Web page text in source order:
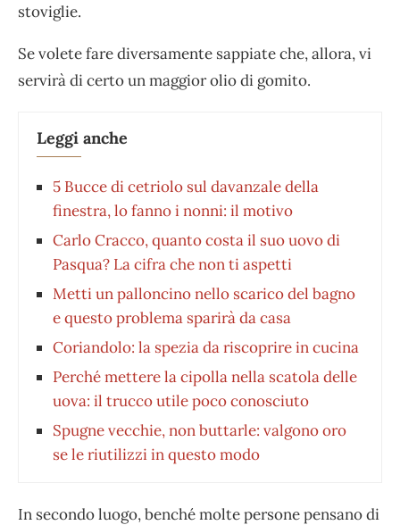
stoviglie.
Se volete fare diversamente sappiate che, allora, vi
servirà di certo un maggior olio di gomito.
Leggi anche
5 Bucce di cetriolo sul davanzale della
finestra, lo fanno i nonni: il motivo
Carlo Cracco, quanto costa il suo uovo di
Pasqua? La cifra che non ti aspetti
Metti un palloncino nello scarico del bagno
e questo problema sparirà da casa
Coriandolo: la spezia da riscoprire in cucina
Perché mettere la cipolla nella scatola delle
uova: il trucco utile poco conosciuto
Spugne vecchie, non buttarle: valgono oro
se le riutilizzi in questo modo
In secondo luogo, benché molte persone pensano di